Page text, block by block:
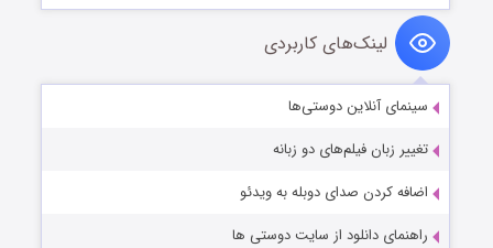
لینک‌های کاربردی
سینمای آنلاین دوستی‌ها
تغییر زبان فیلم‌های دو زبانه
اضافه کردن صدای دوبله به ویدئو
راهنمای دانلود از سایت دوستی ها